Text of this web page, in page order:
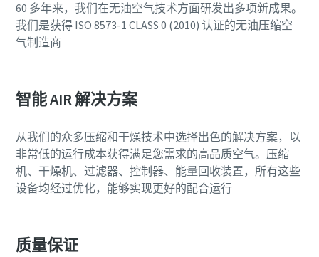
60 多年来，我们在无油空气技术方面研发出多项新成果。
我们是获得 ISO 8573-1 CLASS 0 (2010) 认证的无油压缩空
气制造商
智能 AIR 解决方案
从我们的众多压缩和干燥技术中选择出色的解决方案，以
非常低的运行成本获得满足您需求的高品质空气。压缩
机、干燥机、过滤器、控制器、能量回收装置，所有这些
设备均经过优化，能够实现更好的配合运行
质量保证